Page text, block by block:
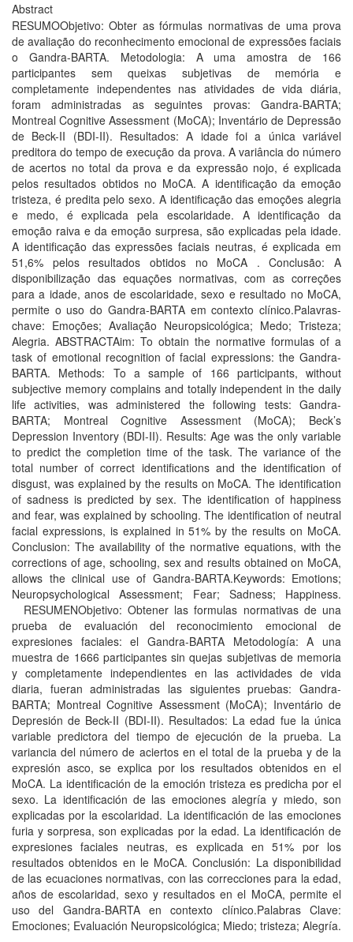
Abstract
RESUMOObjetivo: Obter as fórmulas normativas de uma prova
de avaliação do reconhecimento emocional de expressões faciais
o Gandra-BARTA. Metodologia: A uma amostra de 166
participantes sem queixas subjetivas de memória e
completamente independentes nas atividades de vida diária,
foram administradas as seguintes provas: Gandra-BARTA;
Montreal Cognitive Assessment (MoCA); Inventário de Depressão
de Beck-II (BDI-II). Resultados: A idade foi a única variável
preditora do tempo de execução da prova. A variância do número
de acertos no total da prova e da expressão nojo, é explicada
pelos resultados obtidos no MoCA. A identificação da emoção
tristeza, é predita pelo sexo. A identificação das emoções alegria
e medo, é explicada pela escolaridade. A identificação da
emoção raiva e da emoção surpresa, são explicadas pela idade.
A identificação das expressões faciais neutras, é explicada em
51,6% pelos resultados obtidos no MoCA . Conclusão: A
disponibilização das equações normativas, com as correções
para a idade, anos de escolaridade, sexo e resultado no MoCA,
permite o uso do Gandra-BARTA em contexto clínico.Palavras-
chave: Emoções; Avaliação Neuropsicológica; Medo; Tristeza;
Alegria. ABSTRACTAim: To obtain the normative formulas of a
task of emotional recognition of facial expressions: the Gandra-
BARTA. Methods: To a sample of 166 participants, without
subjective memory complains and totally independent in the daily
life activities, was administered the following tests: Gandra-
BARTA; Montreal Cognitive Assessment (MoCA); Beck’s
Depression Inventory (BDI-II). Results: Age was the only variable
to predict the completion time of the task. The variance of the
total number of correct identifications and the identification of
disgust, was explained by the results on MoCA. The identification
of sadness is predicted by sex. The identification of happiness
and fear, was explained by schooling. The identification of neutral
facial expressions, is explained in 51% by the results on MoCA.
Conclusion: The availability of the normative equations, with the
corrections of age, schooling, sex and results obtained on MoCA,
allows the clinical use of Gandra-BARTA.Keywords: Emotions;
Neuropsychological Assessment; Fear; Sadness; Happiness.
RESUMENObjetivo: Obtener las formulas normativas de una
prueba de evaluación del reconocimiento emocional de
expresiones faciales: el Gandra-BARTA Metodología: A una
muestra de 1666 participantes sin quejas subjetivas de memoria
y completamente independientes en las actividades de vida
diaria, fueran administradas las siguientes pruebas: Gandra-
BARTA; Montreal Cognitive Assessment (MoCA); Inventário de
Depresión de Beck-II (BDI-II). Resultados: La edad fue la única
variable predictora del tiempo de ejecución de la prueba. La
variancia del número de aciertos en el total de la prueba y de la
expresión asco, se explica por los resultados obtenidos en el
MoCA. La identificación de la emoción tristeza es predicha por el
sexo. La identificación de las emociones alegría y miedo, son
explicadas por la escolaridad. La identificación de las emociones
furia y sorpresa, son explicadas por la edad. La identificación de
expresiones faciales neutras, es explicada en 51% por los
resultados obtenidos en le MoCA. Conclusión: La disponibilidad
de las ecuaciones normativas, con las correcciones para la edad,
años de escolaridad, sexo y resultados en el MoCA, permite el
uso del Gandra-BARTA en contexto clínico.Palabras Clave:
Emociones; Evaluación Neuropsicológica; Miedo; tristeza; Alegría.